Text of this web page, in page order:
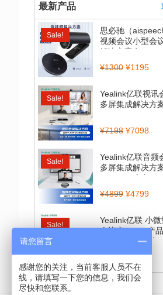
最新产品
Sale!
思必驰（
视频会议小型会
解决方案套...
¥1300 ¥1195
Sale!
Yealink亿联视讯
多屏集成解决方
¥7198 ¥7098
Sale!
Yealink亿联音频
多屏集成解决方
（CP700全向...
¥4899 ¥4799
Sale!
Yealink亿联 小微
会议室BYOD产
（CP900全向麦...
¥4560 ¥3999
请您留言
感谢您的关注，当前客服人员不在
线，请填写一下您的信息，我们会
尽快和您联系。